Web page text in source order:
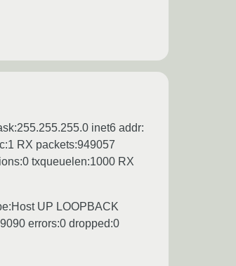
inet6 addr:
RX packets:949057
txqueuelen:1000 RX
UP LOOPBACK
errors:0 dropped:0